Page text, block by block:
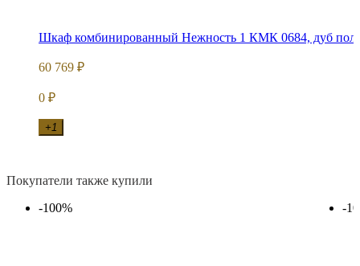
Шкаф комбинированный Нежность 1 КМК 0684, дуб
60 769 ₽
0 ₽
+1
Покупатели также купили
-100%
-